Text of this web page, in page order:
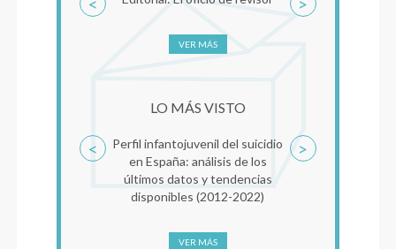
VER MÁS
clínica al Trauma
LO MÁS VISTO
Perfil infantojuvenil del suicidio
en España: análisis de los
últimos datos y tendencias
disponibles (2012-2022)
VER MÁS
Reconsolidación de la
como factor común
< >